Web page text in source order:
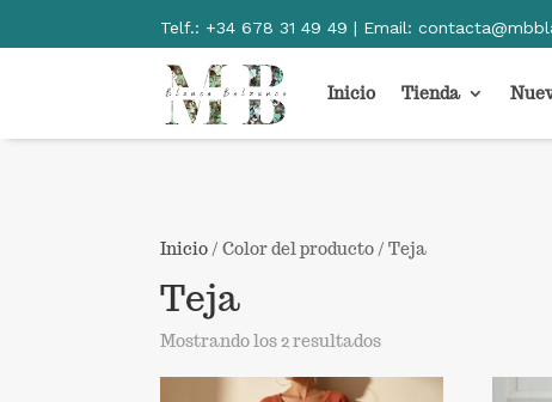
Telf.: +34 678 31 49 49 | Email:
Inicio Tienda
Inicio / Color del producto / Teja
Teja
Mostrando los 2 resultadosOrdenado